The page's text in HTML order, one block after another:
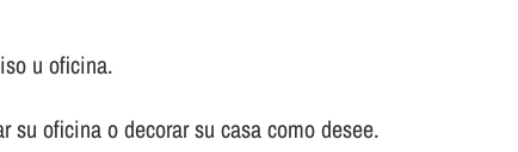
u oficina.
oficina o decorar su casa como desee.